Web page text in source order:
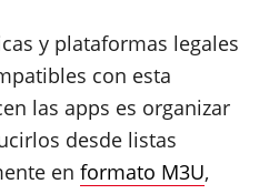
y plataformas legales
con esta
las apps es organizar
desde listas
en formato M3U,